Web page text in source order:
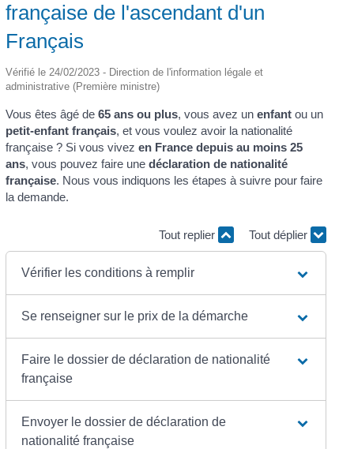
française de l'ascendant d'un
Français
Vérifié le 24/02/2023 - Direction de l'information légale et
administrative (Première ministre)
Vous êtes âgé de 65 ans ou plus, vous avez unenfant ou un
petit-enfant français, et vous voulez avoir la nationalité
française ? Si vous vivezen France depuis au moins 25
ans, vous pouvez faire unedéclaration de nationalité
française. Nous vous indiquons les étapes à suivre pour faire
la demande.
Tout replier Tout déplier
Vérifier les conditions à remplir
Se renseigner sur le prix de la démarche
Faire le dossier de déclaration de nationalité
française
Envoyer le dossier de déclaration de
nationalité française